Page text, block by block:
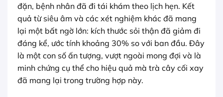
đặn, bệnh nhân đã đi tái khám theo lịch hẹn. Kết
quả từ siêu âm và các xét nghiệm khác đã mang
lại một bất ngờ lớn: kích thước sỏi thận đã giảm đi
đáng kể, ước tính khoảng 30% so với ban đầu. Đây
là một con số ấn tượng, vượt ngoài mong đợi và là
minh chứng cụ thể cho hiệu quả mà trà cây cối xay
đã mang lại trong trường hợp này.